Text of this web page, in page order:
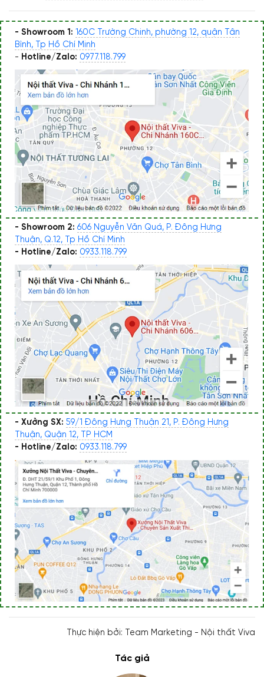
- Showroom 1: 160C Trường Chinh, phường 12, quận Tân
Bình, Tp Hồ Chí Minh
- Hotline/Zalo: 0977.118.799
- Showroom 2: 606 Nguyễn Văn Quá, P. Đông Hưng
Thuận, Q.12, Tp Hồ Chí Minh
- Hotline/Zalo: 0933.118.799
- Xưởng SX: 59/1 Đông Hưng Thuận 21, P. Đông Hưng
Thuận, Quận 12, TP HCM
- Hotline/Zalo: 0933.118.799
Thực hiện bởi: Team Marketing - Nội thất Viva
Tác giả